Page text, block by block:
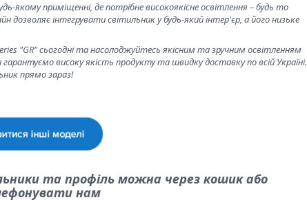
якому приміщенні, де потрібне високоякісне освітлення – будь то
інтегрувати світильник у будь-який інтер'єр, а його низьке
"GR" сьогодні та насолоджуйтесь якісним та зручним освітленням
високу якість продукту та швидку доставку по всій Україні.
прямо зараз!
та профіль можна через кошик або
нам